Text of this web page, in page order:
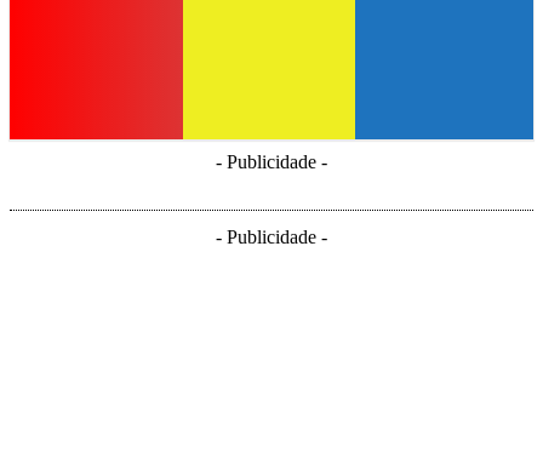
- Publicidade -
- Publicidade -